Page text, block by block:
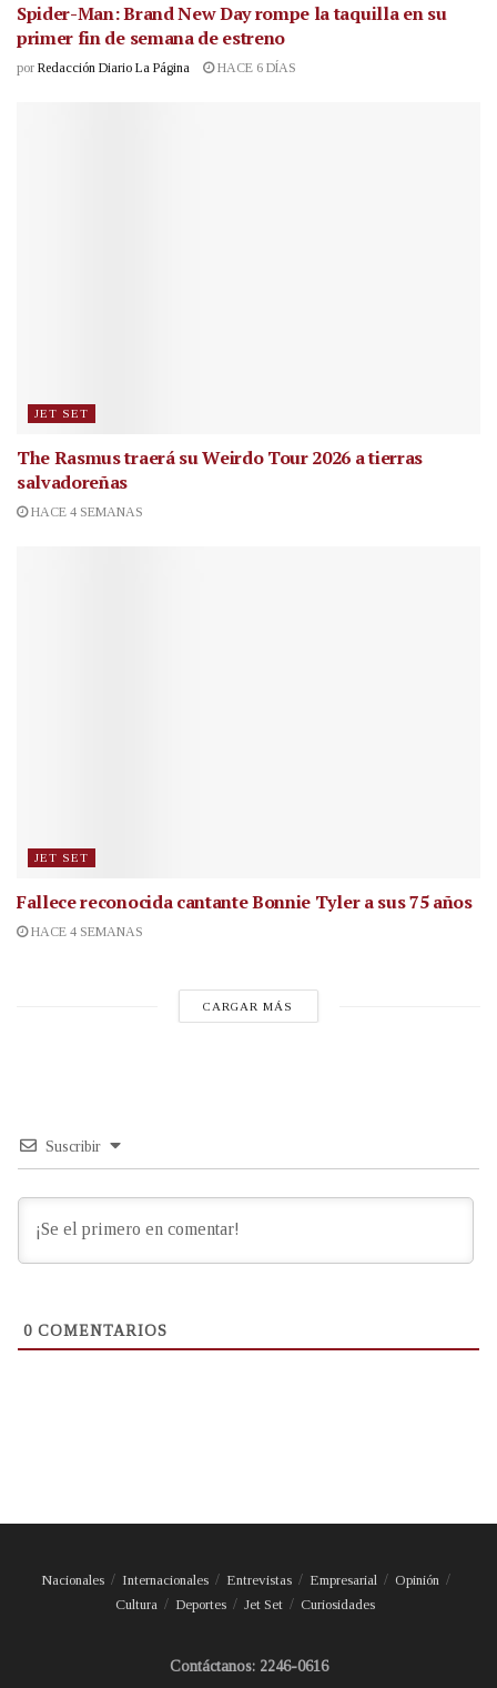
Spider-Man: Brand New Day rompe la taquilla en su
primer fin de semana de estreno
por Redacción Diario La Página HACE 6 DÍAS
JET SET
The Rasmus traerá su Weirdo Tour 2026 a tierras
salvadoreñas
HACE 4 SEMANAS
JET SET
Fallece reconocida cantanteBonnie Tyler a sus 75 años
HACE 4 SEMANAS
CARGAR MÁS
Suscribir
0 COMENTARIOS
Nacionales Internacionales Entrevistas Empresarial
Opinión
Cultura
Deportes Jet Set Curiosidades
Contáctanos: 2246-0616